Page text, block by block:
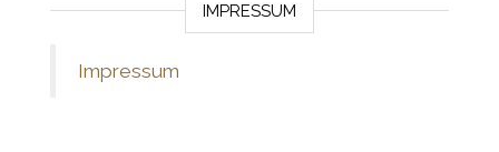
IMPRESSUM
Impressum